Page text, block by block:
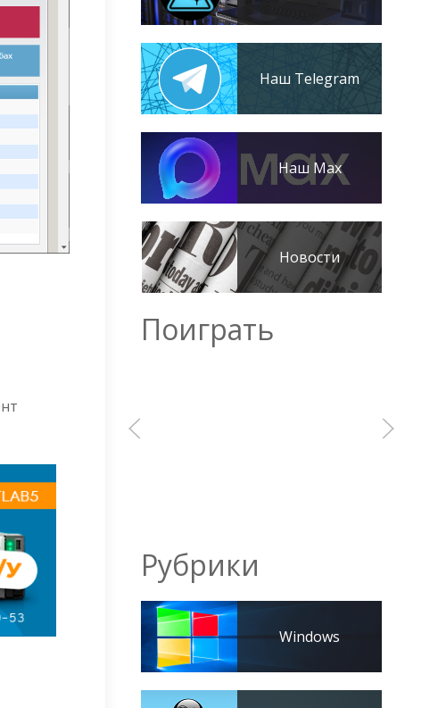
Наш Telegram
Наш Max
Новости
Поиграть
Рубрики
Windows